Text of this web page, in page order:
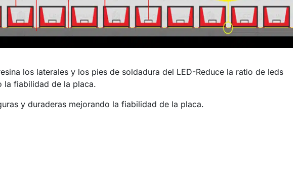
los laterales y los pies de soldadura del LED-Reduce la ratio de leds
la fiabilidad de la placa.
y duraderas mejorando la fiabilidad de la placa.